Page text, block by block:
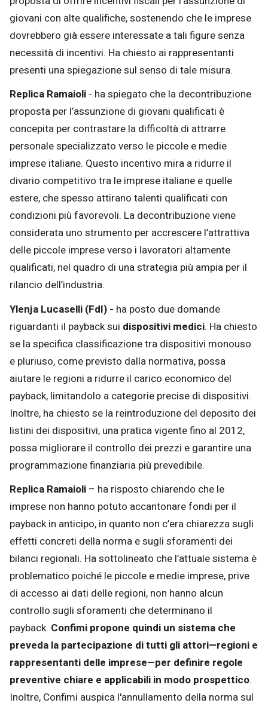
giovani con alte qualifiche, sostenendo che le imprese
dovrebbero già essere interessate a tali figure senza
necessità di incentivi. Ha chiesto ai rappresentanti
presenti una spiegazione sul senso di tale misura.
Replica Ramaioli - ha spiegato che la decontribuzione
proposta per l’assunzione di giovani qualificati è
concepita per contrastare la difficoltà di attrarre
personale specializzato verso le piccole e medie
imprese italiane. Questo incentivo mira a ridurre il
divario competitivo tra le imprese italiane e quelle
estere, che spesso attirano talenti qualificati con
condizioni più favorevoli. La decontribuzione viene
considerata uno strumento per accrescere l’attrattiva
delle piccole imprese verso i lavoratori altamente
qualificati, nel quadro di una strategia più ampia per il
rilancio dell’industria.
Ylenja Lucaselli (FdI) - ha posto due domande
riguardanti il payback sui dispositivi medici. Ha chiesto
se la specifica classificazione tra dispositivi monouso
e pluriuso, come previsto dalla normativa, possa
aiutare le regioni a ridurre il carico economico del
payback, limitandolo a categorie precise di dispositivi.
Inoltre, ha chiesto se la reintroduzione del deposito dei
listini dei dispositivi, una pratica vigente fino al 2012,
possa migliorare il controllo dei prezzi e garantire una
programmazione finanziaria più prevedibile.
Replica Ramaioli – ha risposto chiarendo che le
imprese non hanno potuto accantonare fondi per il
payback in anticipo, in quanto non c’era chiarezza sugli
effetti concreti della norma e sugli sforamenti dei
bilanci regionali. Ha sottolineato che l’attuale sistema è
problematico poiché le piccole e medie imprese, prive
di accesso ai dati delle regioni, non hanno alcun
controllo sugli sforamenti che determinano il
payback. Confimi propone quindi un sistema che
preveda la partecipazione di tutti gli attori—regioni e
rappresentanti delle imprese—per definire regole
preventive chiare e applicabili in modo prospettico.
Inoltre, Confimi auspica l'annullamento della norma sul